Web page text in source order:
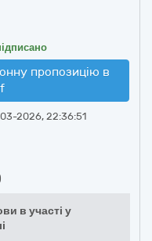
пропозицію в
2026, 22:36:51
в участі у